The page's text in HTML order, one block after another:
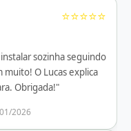
⭐⭐⭐⭐⭐
sozinha seguindo
O Lucas explica
Obrigada!"
2026